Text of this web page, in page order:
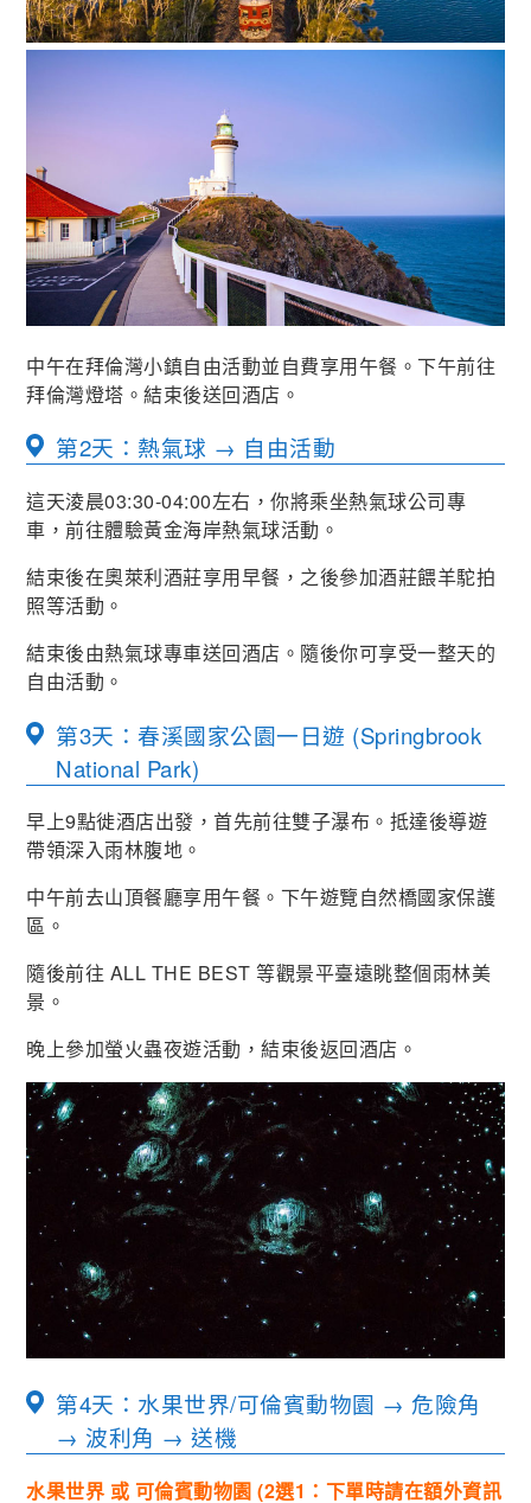
中午在拜倫灣小鎮自由活動並自費享用午餐。下午前往
拜倫灣燈塔。結束後送回酒店。
第2天：熱氣球 → 自由活動
這天淩晨03:30-04:00左右，你將乘坐熱氣球公司專
車，前往體驗黃金海岸熱氣球活動。
結束後在奧萊利酒莊享用早餐，之後參加酒莊餵羊駝拍
照等活動。
結束後由熱氣球專車送回酒店。隨後你可享受一整天的
自由活動。
第3天：春溪國家公園一日遊 (Springbrook
National Park)
早上9點徙酒店出發，首先前往雙子瀑布。抵達後導遊
帶領深入雨林腹地。
中午前去山頂餐廳享用午餐。下午遊覽自然橋國家保護
區。
隨後前往 ALL THE BEST 等觀景平臺遠眺整個雨林美
景。
晚上參加螢火蟲夜遊活動，結束後返回酒店。
第4天：水果世界/可倫賓動物園 → 危險角
→ 波利角 → 送機
水果世界 或 可倫賓動物園 (2選1：下單時請在額外資訊